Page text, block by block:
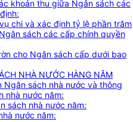
khoản thu giữa Ngân sách các
chi và xác định tỷ lệ phần trăm
sách các cấp chính quyền
cho Ngân sách cấp dưới bao
NHÀ NƯỚC HÀNG NĂM
sách nhà nước và thông
nhà nước năm:
sách nhà nước năm:
nước năm: